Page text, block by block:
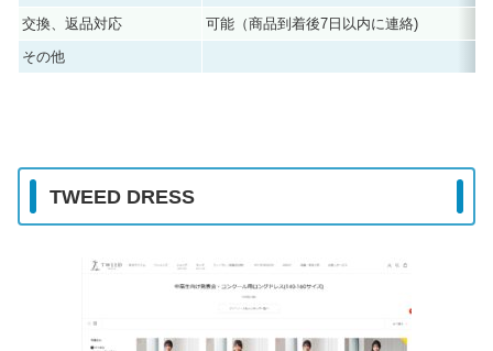
交換、返品対応
可能（商品到着後7日以内に連絡)
その他
TWEED DRESS